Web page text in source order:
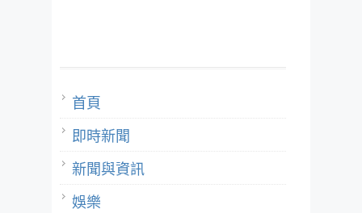
首頁
即時新聞
新聞與資訊
娛樂